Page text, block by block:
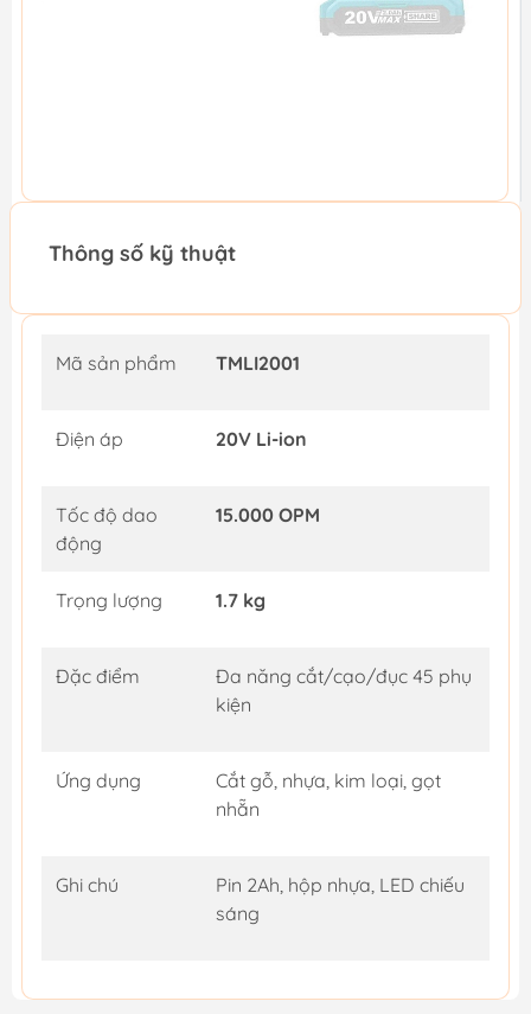
Thông số kỹ thuật
Mã sản phẩm TMLI2001
Điện áp 20V Li-ion
Tốc độ dao
động
15.000 OPM
Trọng lượng 1.7 kg
Đặc điểm
Đa năng cắt/cạo/đục 45 phụ
kiện
Ứng dụng
Cắt gỗ, nhựa, kim loại, gọt
nhẵn
Ghi chú
Pin 2Ah, hộp nhựa, LED chiếu
sáng